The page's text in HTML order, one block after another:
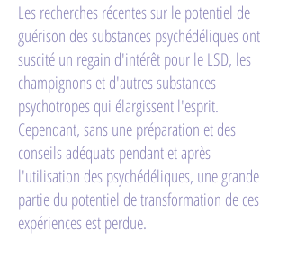
Les recherches récentes sur le potentiel de
guérison des substances psychédéliques ont
suscité un regain d'intérêt pour le LSD, les
champignons et d'autres substances
psychotropes qui élargissent l'esprit.
Cependant, sans une préparation et des
conseils adéquats pendant et après
l'utilisation des psychédéliques, une grande
partie du potentiel de transformation de ces
expériences est perdue.